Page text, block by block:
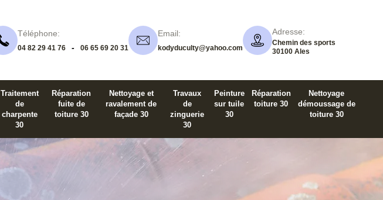
Téléphone:
04 82 29 41 76 - 06 65 69 20 31
Email:
kodyduculty@yahoo.com
Adresse:
Chemin des sports
30100 Ales
Traitement
de
charpente
30
Réparation
fuite de
toiture 30
Nettoyage et
ravalement de
façade 30
Travaux
de
zinguerie
30
Peinture
sur tuile
30
Réparation
toiture 30
Nettoyage
démoussage de
toiture 30